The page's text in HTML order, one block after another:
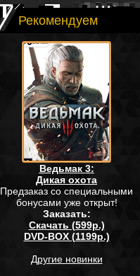
Рекомендуем
Ведьмак 3:
Дикая охота
Предзаказ со специальными
бонусами уже открыт!
Заказать:
Скачать (599р.)
DVD-BOX (1199р.)
Другие новинки